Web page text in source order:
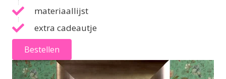
materiaallijst
extra cadeautje
Bestellen